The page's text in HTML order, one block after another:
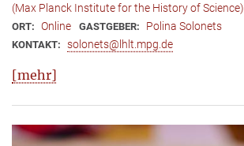
(Max Planck Institute for the History of Science)
ORT: Online GASTGEBER: Polina Solonets
KONTAKT: solonets@lhlt.mpg.de
[mehr]